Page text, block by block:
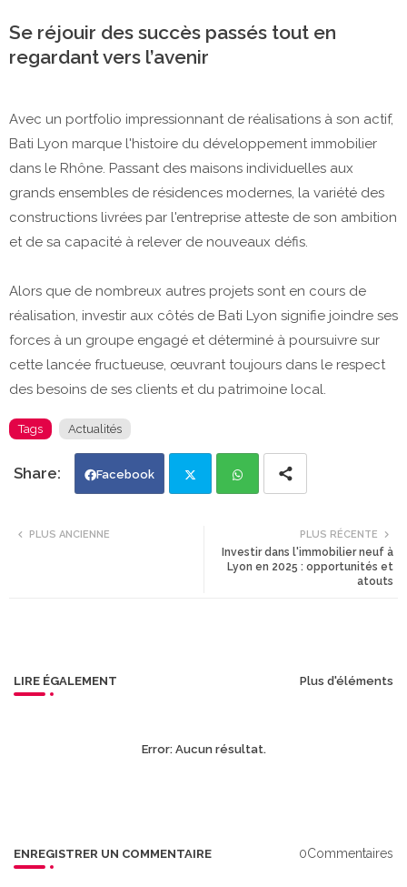
Se réjouir des succès passés tout en
regardant vers l’avenir
Avec un portfolio impressionnant de réalisations à son actif,
Bati Lyon marque l'histoire du développement immobilier
dans le Rhône. Passant des maisons individuelles aux
grands ensembles de résidences modernes, la variété des
constructions livrées par l'entreprise atteste de son ambition
et de sa capacité à relever de nouveaux défis.
Alors que de nombreux autres projets sont en cours de
réalisation, investir aux côtés de Bati Lyon signifie joindre ses
forces à un groupe engagé et déterminé à poursuivre sur
cette lancée fructueuse, œuvrant toujours dans le respect
des besoins de ses clients et du patrimoine local.
Tags Actualités
Facebook
ats
PLUS RÉCENTE
Investir dans l'immobilier neuf à
Lyon en 2025 : opportunités et
atouts
PLUS ANCIENNE
LIRE ÉGALEMENT Plus d'éléments
Error:Aucun résultat.
ENREGISTRER UN COMMENTAIRE 0Commentaires